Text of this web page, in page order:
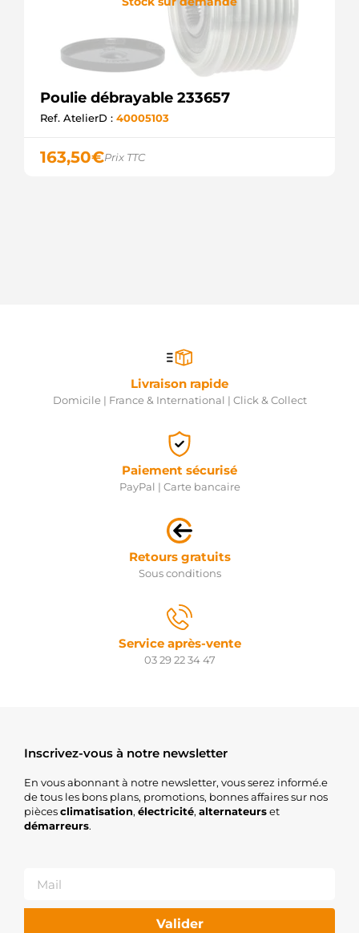
Poulie débrayable 233657
Ref. AtelierD : 40005103
163,50€Prix TTC
Livraison rapide
Domicile | France & International | Click & Collect
Paiement sécurisé
PayPal | Carte bancaire
Retours gratuits
Sous conditions
Service après-vente
03 29 22 34 47
Inscrivez-vous à notre newsletter
En vous abonnant à notre newsletter, vous serez informé.e
de tous les bons plans, promotions, bonnes affaires sur nos
piècesclimatisation, électricité, alternateurset
démarreurs.
Valider